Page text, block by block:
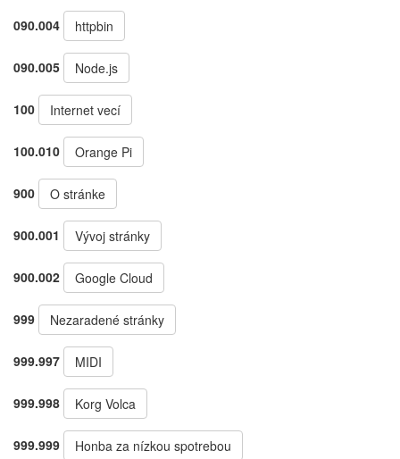
090.004 httpbin
090.005 Node.js
100 Internet vecí
100.010 Orange Pi
900 O stránke
900.001 Vývoj stránky
900.002 Google Cloud
999 Nezaradené stránky
999.997 MIDI
999.998 Korg Volca
999.999 Honba za nízkou spotrebou